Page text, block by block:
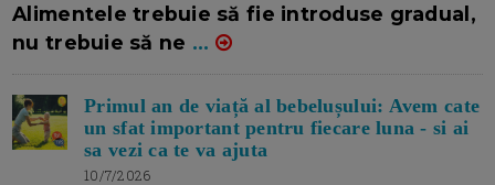
Alimentele trebuie să fie introduse gradual,
nu trebuie să ne ...
Primul an de viață al bebelușului: Avem cate
un sfat important pentru fiecare luna - si ai
sa vezi ca te va ajuta
10/7/2026